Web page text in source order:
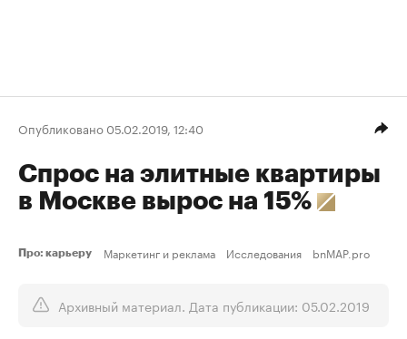
Опубликовано 05.02.2019, 12:40
Спрос на элитные квартиры
в Москве вырос на 15%
Про: карьеру Маркетинг и реклама Исследования bnMAP.pro
Архивный материал. Дата публикации: 05.02.2019